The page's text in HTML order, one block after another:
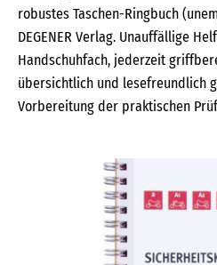
robustes Taschen-Ringbuch
DEGENER Verlag. Unauffällige
Handschuhfach, jederzeit
übersichtlich und lesefreundlich
Vorbereitung der praktischen